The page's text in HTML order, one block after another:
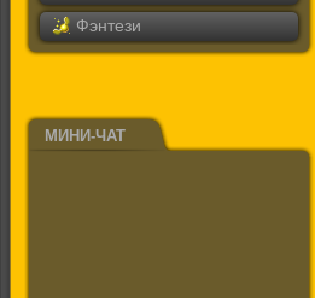
Фэнтези
МИНИ-ЧАТ